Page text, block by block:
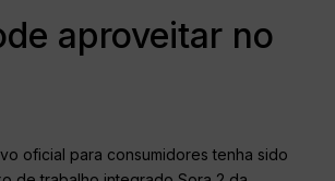
aproveitar no
oficial para consumidores tenha sido